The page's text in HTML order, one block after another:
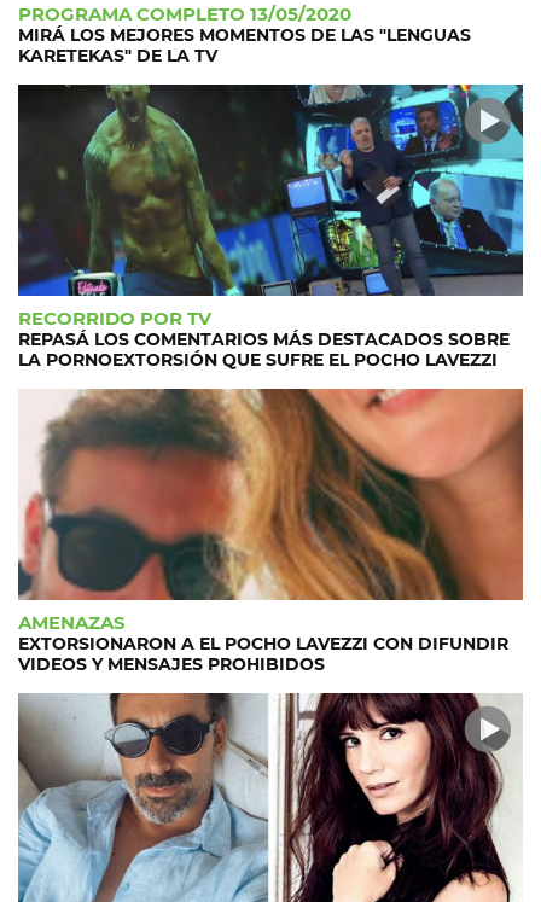
PROGRAMA COMPLETO 13/05/2020
MIRÁ LOS MEJORES MOMENTOS DE LAS "LENGUAS
KARETEKAS" DE LA TV
RECORRIDO POR TV
REPASÁ LOS COMENTARIOS MÁS DESTACADOS SOBRE
LA PORNOEXTORSIÓN QUE SUFRE EL POCHO LAVEZZI
AMENAZAS
EXTORSIONARON A EL POCHO LAVEZZI CON DIFUNDIR
VIDEOS Y MENSAJES PROHIBIDOS